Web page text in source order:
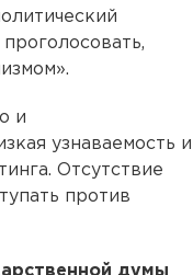
и
узнаваемость и
Отсутствие
против
думы